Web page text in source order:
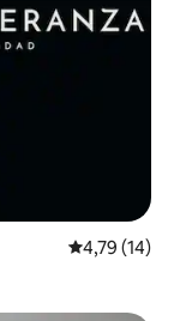
Средна
4,79 (14)